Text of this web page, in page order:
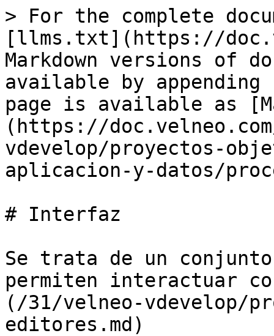
> For the complete
[llms.txt](https://
Markdown versions of
available by
page is available as
(https://
vdevelop/proyectos-
aplicacion-y-datos/
# Interfaz
Se trata de un conjunto
permiten interactuar
(/31/velneo-vdevelop/
editores.md)